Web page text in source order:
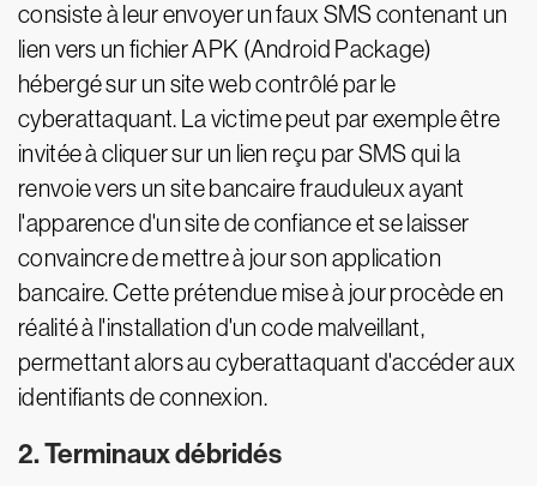
consiste à leur envoyer un faux SMS contenant un
lien vers un fichier APK (Android Package)
hébergé sur un site web contrôlé par le
cyberattaquant. La victime peut par exemple être
invitée à cliquer sur un lien reçu par SMS qui la
renvoie vers un site bancaire frauduleux ayant
l'apparence d'un site de confiance et se laisser
convaincre de mettre à jour son application
bancaire. Cette prétendue mise à jour procède en
réalité à l'installation d'un code malveillant,
permettant alors au cyberattaquant d'accéder aux
identifiants de connexion.
2. Terminaux débridés